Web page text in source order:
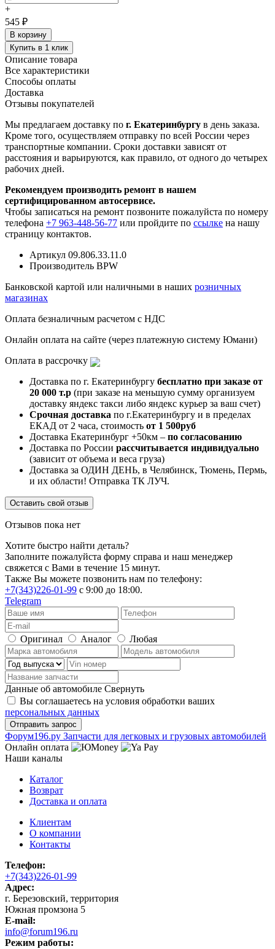
+
545 ₽
В корзину
Купить в 1 клик
Описание товара
Все характеристики
Способы оплаты
Доставка
Отзывы покупателей
Мы предлагаем доставку по г. Екатеринбургу в день заказа.
Кроме того, осуществляем отправку по всей России через
транспортные компании. Сроки доставки зависят от
расстояния и варьируются, как правило, от одного до четырех
рабочих дней.
Рекомендуем производить ремонт в нашем
сертифицированном автосервисе.
Чтобы записаться на ремонт позвоните пожалуйста по номеру
телефона +7 963-448-56-77 или пройдите по ссылке на нашу
страницу контактов.
Артикул 09.806.33.11.0
Производитель BPW
Банковской картой или наличными в наших розничных
магазинах
Оплата безналичным расчетом с НДС
Онлайн оплата на сайте (через платежную систему Юмани)
Оплата в рассрочку
Доставка по г. Екатеринбургу бесплатно при заказе от
20 000 т.р (при заказе на меньшую сумму организуем
доставку яндекс такси либо яндекс курьер за ваш счет)
Срочная доставка по г.Екатеринбургу и в пределах
ЕКАД от 2 часа, стоимость от 1 500руб
Доставка Екатеринбург +50км – по согласованию
Доставка по России рассчитывается индивидуально
(зависит от объема и веса груза)
Доставка за ОДИН ДЕНЬ, в Челябинск, Тюмень, Пермь,
и их области! Отправка ТК ЛУЧ.
Оставить свой отзыв
Отзывов пока нет
Хотите быстро найти деталь?
Заполните пожалуйста форму справа и наш менеджер
свяжется с Вами в течение 15 минут.
Также Вы можете позвонить нам по телефону:
+7(343)226-01-99 с 9:00 до 18:00.
Telegram
Оригинал Аналог Любая
Данные об автомобиле Свернуть
Вы соглашаетесь на условия обработки ваших
персональных данных
Фoрум196.ру Запчасти для легковых и грузовых автомобилей
Онлайн оплата
Наши каналы
Каталог
Возврат
Доставка и оплата
Клиентам
О компании
Контакты
Телефон:
+7(343)226-01-99
Адрес:
г. Березовский, территория
Южная промзона 5
E-mail:
info@forum196.ru
Режим работы: